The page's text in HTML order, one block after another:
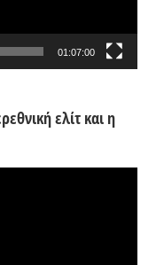
01:07:00
ελίτ και η